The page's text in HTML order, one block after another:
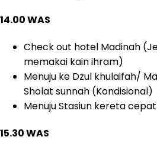
14.00 WAS
Check out hotel Madinah
memakai kain ihram)
Menuju ke Dzul khulaifah/
Sholat sunnah (Kondisional)
Menuju Stasiun kereta
15.30 WAS